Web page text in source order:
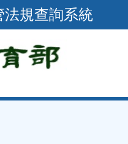
法規查詢系統